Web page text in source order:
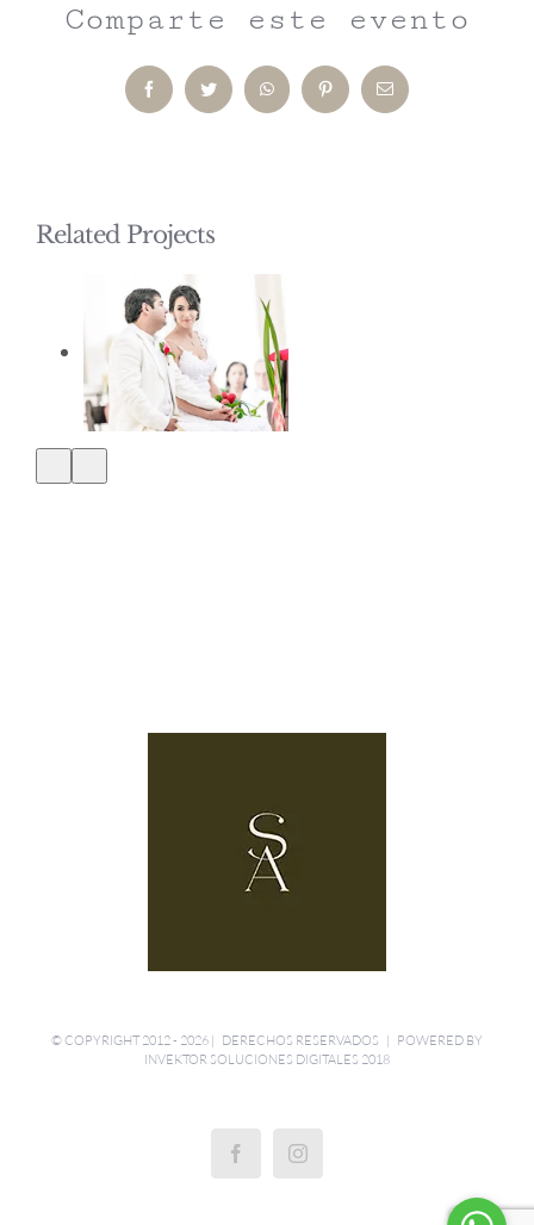
Comparte este evento
FacebookTwitter WhatsAppPinterestEmail
Related Projects
© COPYRIGHT 2012 - 2026 | DERECHOS RESERVADOS | POWERED BY
INVEKTOR SOLUCIONES DIGITALES 2018